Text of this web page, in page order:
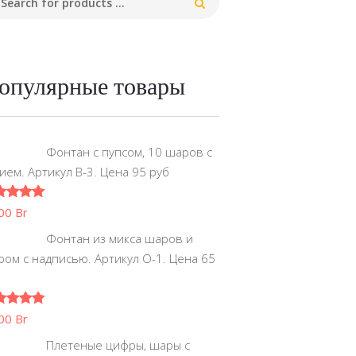
товары
Фонтан с пупсом, 10 шаров с
Артикул В-3. Цена 95 руб
из 5
Br
Фонтан из микса шаров и
с надписью. Артикул О-1. Цена 65
из 5
Br
Плетеные цифры, шары с